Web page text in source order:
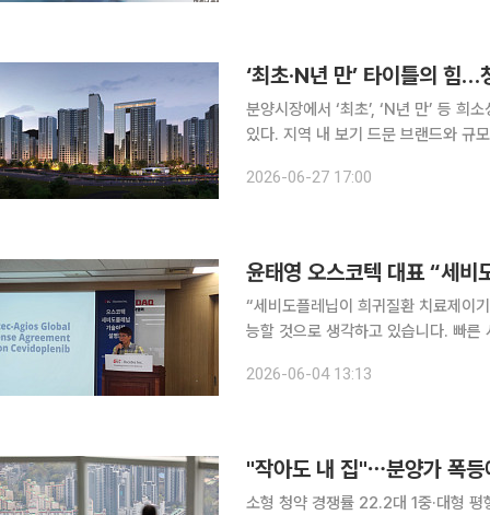
‘최초·N년 만’ 타이틀의 힘
분양시장에서 ‘최초’, ‘N년 만’ 등 희
있다. 지역 내 보기 드문 브랜드와 규
암동에서 분양한 ‘디에이치 아델스타
2026-06-27 17:00
“세비도플레닙이 희귀질환 치료제이
능할 것으로 생각하고 있습니다. 빠른
2026-06-04 13:13
"작아도 내 집"⋯분양가 폭
소형 청약 경쟁률 22.2대 1중·대형 평형 대비 4.5배 결혼 1년 차 신혼